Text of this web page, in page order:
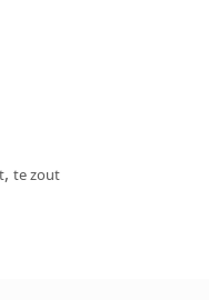
,te zout